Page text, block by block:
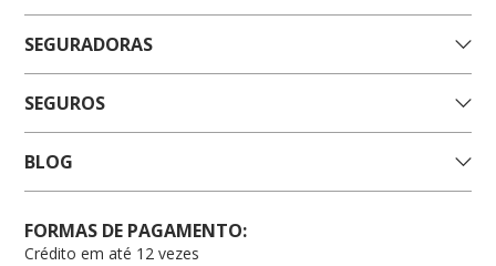
SEGURADORAS
SEGUROS
BLOG
FORMAS DE PAGAMENTO:
Crédito em até 12 vezes